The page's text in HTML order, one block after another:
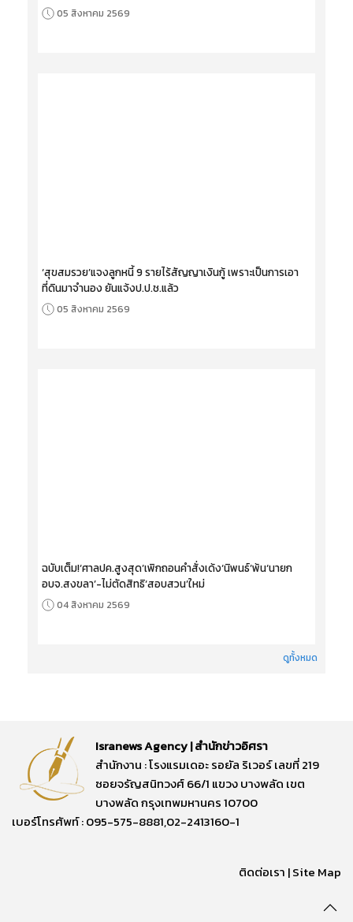
05 สิงหาคม 2569
‘สุขสมรวย’แจงลูกหนี้ 9 รายไร้สัญญาเงินกู้ เพราะเป็นการเอา
ที่ดินมาจำนอง ยันแจ้งป.ป.ช.แล้ว
05 สิงหาคม 2569
ฉบับเต็ม!‘ศาลปค.สูงสุด’เพิกถอนคำสั่งเด้ง‘นิพนธ์’พ้น‘นายก
อบจ.สงขลา’-ไม่ตัดสิทธิ‘สอบสวน’ใหม่
04 สิงหาคม 2569
ดูทั้งหมด
Isranews Agency | สำนักข่าวอิศรา
สำนักงาน : โรงแรมเดอะ รอยัล ริเวอร์ เลขที่ 219
ซอยจรัญสนิทวงศ์ 66/1 แขวง บางพลัด เขต
บางพลัด กรุงเทพมหานคร 10700
เบอร์โทรศัพท์ : 095-575-8881,02-2413160-1
ติดต่อเรา |Site Map